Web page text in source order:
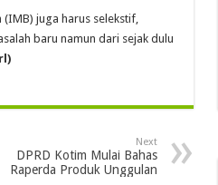
juga harus selekstif,
baru namun dari sejak dulu
Next
DPRD Kotim Mulai Bahas
Raperda Produk Unggulan